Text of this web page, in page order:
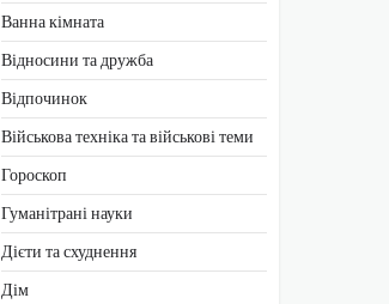
Ванна кімната
Відносини та дружба
Відпочинок
Військова техніка та військові теми
Гороскоп
Гуманітрані науки
Дієти та схуднення
Дім